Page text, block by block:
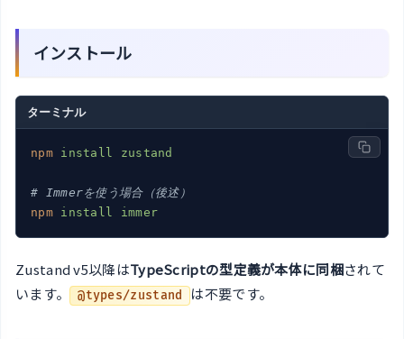
インストール
ターミナル
npm install zustand
# Immerを使う場合（後述）
npm
install immer
Zustand v5以降はTypeScriptの型定義が本体に同梱されて
います。 @types/zustand は不要です。